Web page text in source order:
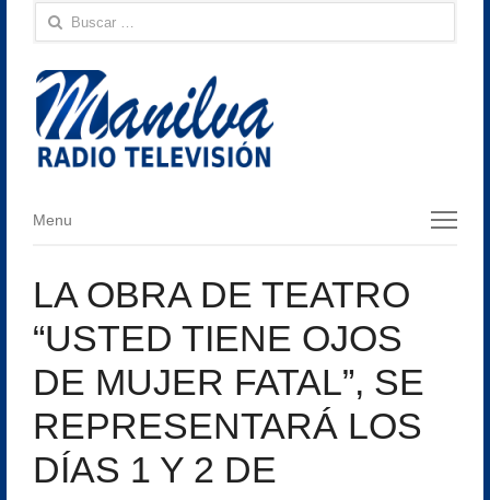
Buscar:
Menu
Menu
LA OBRA DE TEATRO
“USTED TIENE OJOS
DE MUJER FATAL”, SE
REPRESENTARÁ LOS
DÍAS 1 Y 2 DE